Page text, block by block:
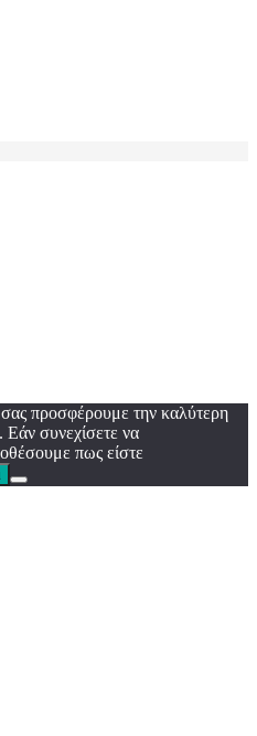
προσφέρουμε την καλύτερη
Εάν συνεχίσετε να
πως είστε